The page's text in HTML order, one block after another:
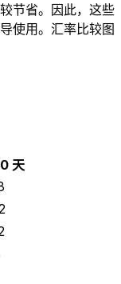
节省。因此，这些
使用。汇率比较图
天